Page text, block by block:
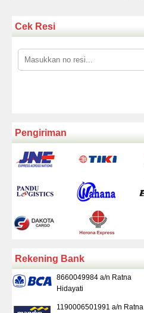
Cek Resi
Pengiriman
Rekening Bank
8660049984 a/n Ratna
Hidayati
1190006501991 a/n Ratna